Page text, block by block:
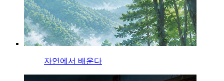
자연에서 배운다